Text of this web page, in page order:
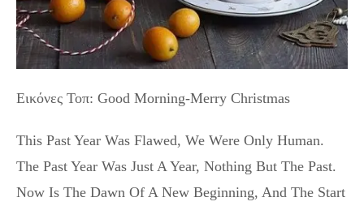
Εικόνες Τοπ: Good Morning-Merry Christmas
This Past Year Was Flawed, We Were Only Human.
The Past Year Was Just A Year, Nothing But The Past.
Now Is The Dawn Of A New Beginning, And The Start